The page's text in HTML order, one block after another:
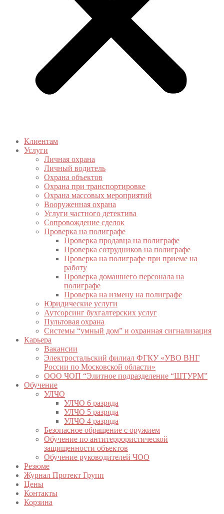
Клиентам
Услуги
Личная охрана
Личный водитель
Охрана объектов
Охрана при транспортировке
Охрана массовых мероприятий
Вооруженная охрана
Услуги частного детектива
Сопровождение сделок
Проверка на полиграфе
Проверка продавца на полиграфе
Проверка сотрудников на полиграфе
Проверка на полиграфе при приеме на
работу
Проверка домашнего персонала на
полиграфе
Проверка на измену на полиграфе
Юридические услуги
Аутсорсинг бухгалтерских услуг
Пультовая охрана
Системы “умный дом” и охранная сигнализация
Карьера
Вакансии
Электростальский филиал ФГКУ «УВО ВНГ
России по Московской области»
ООО ЧОП “Элитное подразделение “ШТУРМ”
Обучение
УЛЧО
УЛЧО 6 разряда
УЛЧО 5 разряда
УЛЧО 4 разряда
Безопасное обращение с оружием
Обучение по антитеррористической
защищенности объектов
Обучение руководителей ЧОО
Резюме
Журнал Протект Групп
Цены
Контакты
Корзина